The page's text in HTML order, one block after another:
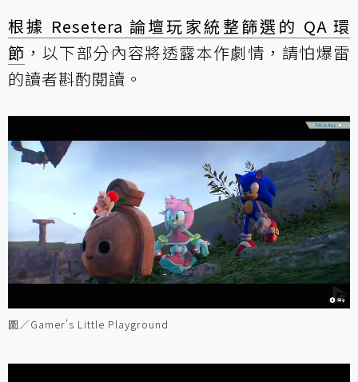
根據 Resetera 論壇玩家統整篩選的 QA 環
節 ，以下部分內容將透露本作劇情，請怕爆雷
的讀者斟酌閱讀。
圖／Gamer's Little Playground